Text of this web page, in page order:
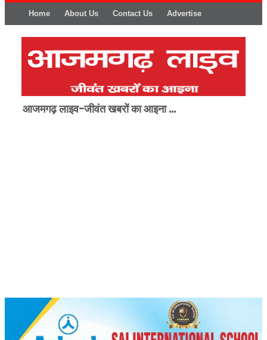
Home About Us Contact Us Advertise
आजमगढ़ लाइव-जीवंत खबरों का आइना ...